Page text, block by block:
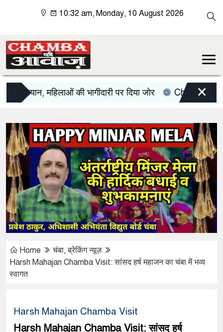
10:32 am, Monday, 10 August 2026
की भागीदारी पर दिया जोर Chamba News:×
Home चंबा,ब्रेकिंग न्यूज़
Harsh Mahajan Chamba Visit: सांसद हर्ष महाजन का चंबा में भव्य
स्वागत
Harsh Mahajan Chamba Visit
Harsh Mahajan Chamba Visit: सांसद हर्ष